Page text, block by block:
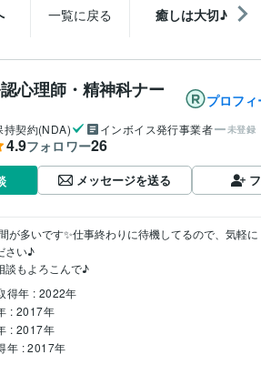
一覧に戻る 癒しは大切♪
心理師・精神科ナー
プロフ
持契約(NDA) インボイス発行事業者 未登録
4.9フォロワー26
メッセージを送る
が多いです✨仕事終わりに待機してるので、気軽
さい♪
談もよろこんで♪
得年 : 2022年
: 2017年
: 2017年
年 : 2017年